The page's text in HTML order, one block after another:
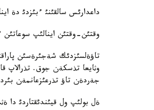
داعدارئس سالقئنئ ءبئزدئ دة
وقتئن-وقتئن اينالئپ
تاؤةلسئزدئك شةجئرةسئن
وثايعا تذسكةن جوق. تذرالاپ
جةردةن تاؤ تذرعئزعانمةن
ةل بولئپ ول قيئندئقتاردئ دا